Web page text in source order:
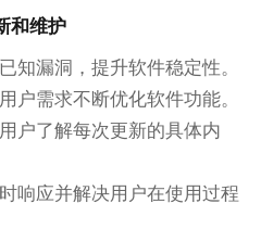
和维护
知漏洞，提升软件稳定性。
户需求不断优化软件功能。
户了解每次更新的具体内
响应并解决用户在使用过程